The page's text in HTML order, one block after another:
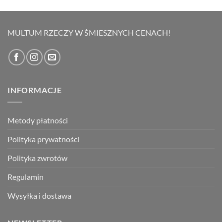
wynosiła:wynosi:
MULTUM RZECZY W ŚMIESZNYCH CENACH!
INFORMACJE
Metody płatności
Polityka prywatności
Polityka zwrotów
Regulamin
Wysyłka i dostawa